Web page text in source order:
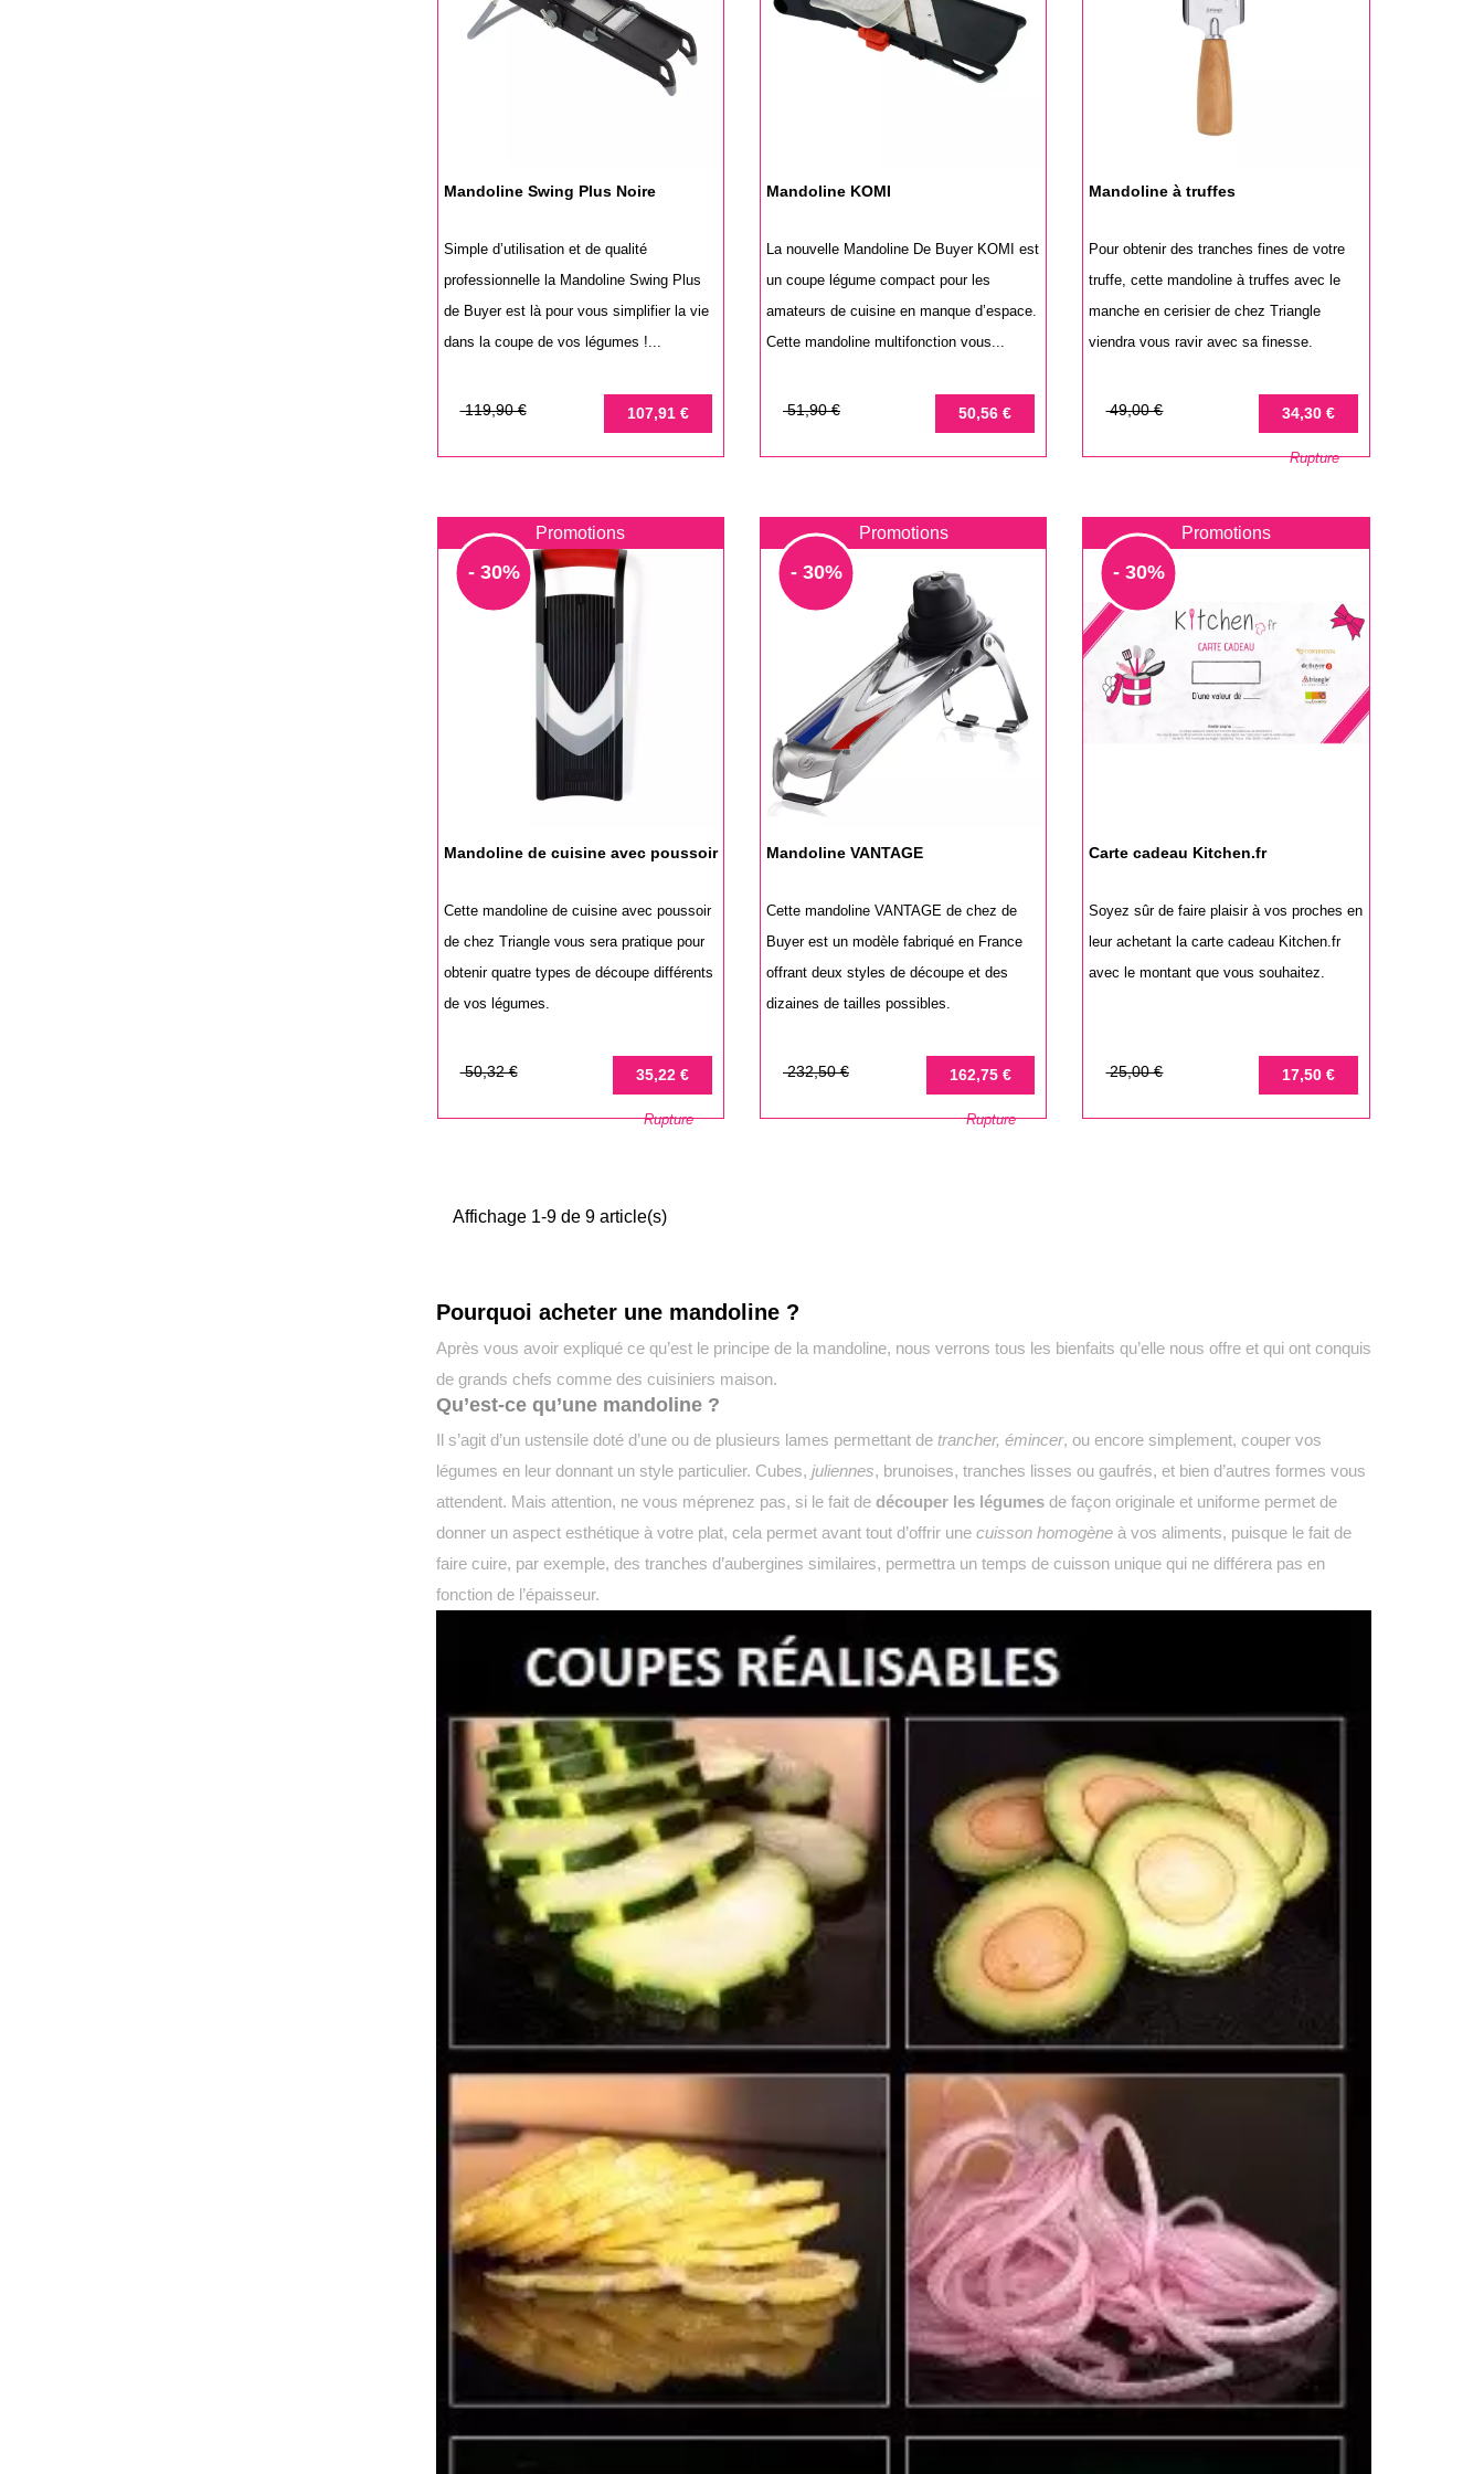
Mandoline Swing Plus Noire
Simple d’utilisation et de qualité
professionnelle la Mandoline Swing Plus
de Buyer est là pour vous simplifier la vie
dans la coupe de vos légumes !...
Prix
119,90 €
Prix 107,91 €
Mandoline KOMI
La nouvelle Mandoline De Buyer KOMI est
un coupe légume compact pour les
amateurs de cuisine en manque d’espace.
Cette mandoline multifonction vous...
Prix
51,90 €
Prix 50,56 €
Mandoline à truffes
Pour obtenir des tranches fines de votre
truffe, cette mandoline à truffes avec le
manche en cerisier de chez Triangle
viendra vous ravir avec sa finesse.
Prix
49,00 €
Prix 34,30 €
Rupture
Promotions
- 30%
Mandoline de cuisine avec poussoir
Cette mandoline de cuisine avec poussoir
de chez Triangle vous sera pratique pour
obtenir quatre types de découpe différents
de vos légumes.
Prix
50,32 €
Prix 35,22 €
Rupture
Promotions
- 30%
Mandoline VANTAGE
Cette mandoline VANTAGE de chez de
Buyer est un modèle fabriqué en France
offrant deux styles de découpe et des
dizaines de tailles possibles.
Prix
232,50 €
Prix 162,75 €
Rupture
Promotions
- 30%
Carte cadeau Kitchen.fr
Soyez sûr de faire plaisir à vos proches en
leur achetant la carte cadeau Kitchen.fr
avec le montant que vous souhaitez.
Prix
25,00 €
Prix 17,50 €
Affichage 1-9 de 9 article(s)
Pourquoi acheter une mandoline ?
Après vous avoir expliqué ce qu’est le principe de la mandoline, nous verrons tous les bienfaits qu’elle nous offre et qui ont conquis
de grands chefs comme des cuisiniers maison.
Qu’est-ce qu’une mandoline ?
Il s’agit d’un ustensile doté d’une ou de plusieurs lames permettant detrancher, émincer, ou encore simplement, couper vos
légumes en leur donnant un style particulier. Cubes, juliennes, brunoises, tranches lisses ou gaufrés, et bien d’autres formes vous
attendent. Mais attention, ne vous méprenez pas, si le fait de découper les légumesde façon originale et uniforme permet de
donner un aspect esthétique à votre plat, cela permet avant tout d’offrir une cuisson homogèneà vos aliments, puisque le fait de
faire cuire, par exemple, des tranches d’aubergines similaires, permettra un temps de cuisson unique qui ne différera pas en
fonction de l’épaisseur.